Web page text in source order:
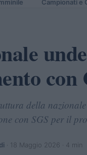
Campionati e
della
con SGS per il
18 Maggio 2026 · 4 min